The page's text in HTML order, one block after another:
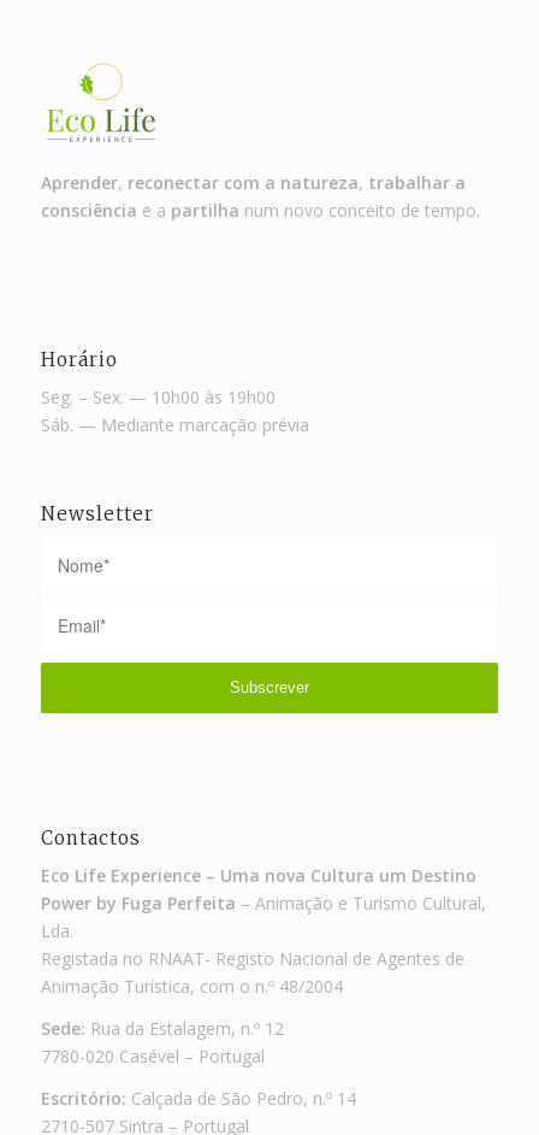
Aprender, reconectar com a natureza, trabalhar a
consciência e a partilha num novo conceito de tempo.
Horário
Seg. – Sex. — 10h00 às 19h00
Sáb. — Mediante marcação prévia
Newsletter
Contactos
Eco Life Experience – Uma nova Cultura um Destino
Power by Fuga Perfeita – Animação e Turismo Cultural,
Lda.
Registada no RNAAT- Registo Nacional de Agentes de
Animação Turística, com o n.º 48/2004
Sede: Rua da Estalagem, n.º 12
7780-020 Casével – Portugal
Escritório: Calçada de São Pedro, n.º 14
2710-507 Sintra – Portugal